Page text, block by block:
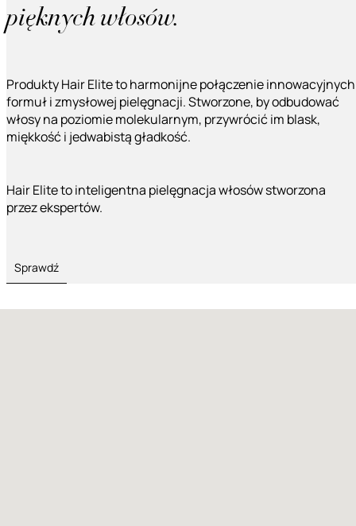
pięknych włosów.
Produkty Hair Elite to harmonijne połączenie innowacyjnych
formuł i zmysłowej pielęgnacji. Stworzone, by odbudować
włosy na poziomie molekularnym, przywrócić im blask,
miękkość i jedwabistą gładkość.
Hair Elite to inteligentna pielęgnacja włosów stworzona
przez ekspertów.
Sprawdź